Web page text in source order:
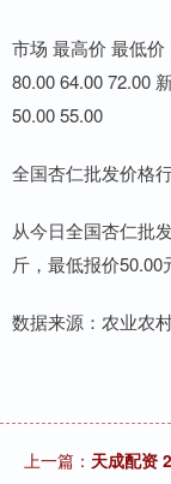
市场 最高价 最低
80.00 64.00 72.00
50.00 55.00
全国杏仁批发价格
从今日全国杏仁批
斤，最低报价50.00
数据来源：农业农
上一篇： 天成配资